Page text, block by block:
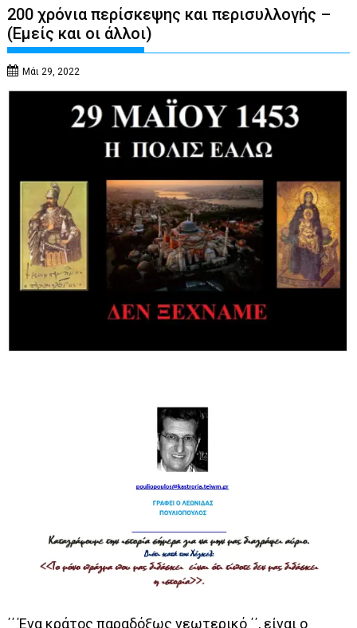
200 χρόνια περίσκεψης και περισυλλογής –
(Εμείς και οι άλλοι)
Μάι 29, 2022
΄΄ Ένα κράτος παραδόξως νεωτερικό ΄΄, είναι ο